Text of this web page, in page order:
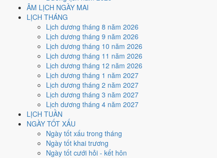
ÂM LỊCH NGÀY MAI
LỊCH THÁNG
Lịch dương tháng 8 năm 2026
Lịch dương tháng 9 năm 2026
Lịch dương tháng 10 năm 2026
Lịch dương tháng 11 năm 2026
Lịch dương tháng 12 năm 2026
Lịch dương tháng 1 năm 2027
Lịch dương tháng 2 năm 2027
Lịch dương tháng 3 năm 2027
Lịch dương tháng 4 năm 2027
LỊCH TUẦN
NGÀY TỐT XẤU
Ngày tốt xấu trong tháng
Ngày tốt khai trương
Ngày tốt cưới hỏi - kết hôn
Xem ngày27/11/2024
dương lịch - Ngày 27/10 âm
lịch (Ất Mùi) tốt hay xấu?
Ngày 27/11/2024 dương lịch (Thứ Tư) là ngày 27/10/2024 âm lịch
Ất Mùi- Can khắc Chi, Trực Thành, Sao Bích, nạp âm Sa
Trung Kim. Tổng hòa, đây làNgày Đại Cátvới điểm trung bình
cho các việc quan trọng. Giờ Hoàng Đạo trong ngày:
Mão, Tỵ, Thân, Tuất, Hợi
Ngày Dương